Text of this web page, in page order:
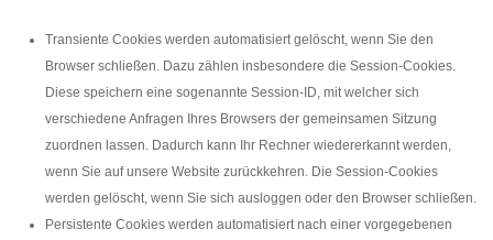
Transiente Cookies werden automatisiert gelöscht, wenn Sie den
Browser schließen. Dazu zählen insbesondere die Session-Cookies.
Diese speichern eine sogenannte Session-ID, mit welcher sich
verschiedene Anfragen Ihres Browsers der gemeinsamen Sitzung
zuordnen lassen. Dadurch kann Ihr Rechner wiedererkannt werden,
wenn Sie auf unsere Website zurückkehren. Die Session-Cookies
werden gelöscht, wenn Sie sich ausloggen oder den Browser schließen.
Persistente Cookies werden automatisiert nach einer vorgegebenen